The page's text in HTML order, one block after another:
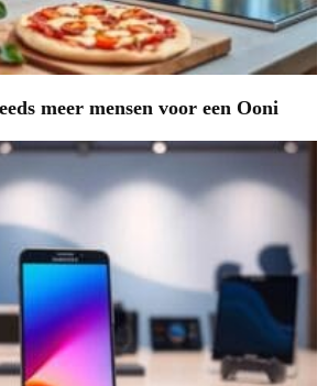
meer mensen voor een Ooni